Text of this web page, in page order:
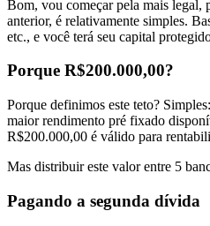
Bom, vou começar pela mais legal,
anterior, é relativamente simples.
etc., e você terá seu capital
Porque R$200.000,00?
Porque definimos este teto?
maior rendimento pré fixado
R$200.000,00 é válido para
Mas distribuir este valor entre 5
Pagando a segunda dívida